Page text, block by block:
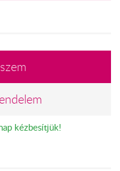
kézbesítjük!